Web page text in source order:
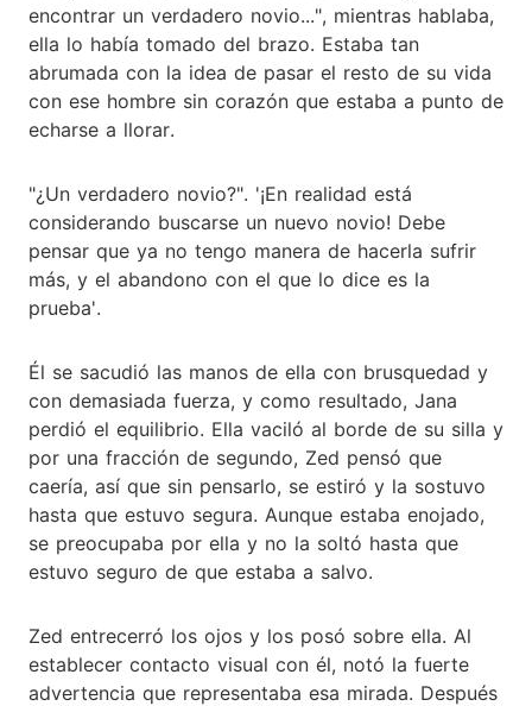
encontrar un verdadero novio...", mientras hablaba,
ella lo había tomado del brazo. Estaba tan
abrumada con la idea de pasar el resto de su vida
con ese hombre sin corazón que estaba a punto de
echarse a llorar.
"¿Un verdadero novio?". '¡En realidad está
considerando buscarse un nuevo novio! Debe
pensar que ya no tengo manera de hacerla sufrir
más, y el abandono con el que lo dice es la
prueba'.
Él se sacudió las manos de ella con brusquedad y
con demasiada fuerza, y como resultado, Jana
perdió el equilibrio. Ella vaciló al borde de su silla y
por una fracción de segundo, Zed pensó que
caería, así que sin pensarlo, se estiró y la sostuvo
hasta que estuvo segura. Aunque estaba enojado,
se preocupaba por ella y no la soltó hasta que
estuvo seguro de que estaba a salvo.
Zed entrecerró los ojos y los posó sobre ella. Al
establecer contacto visual con él, notó la fuerte
advertencia que representaba esa mirada. Después